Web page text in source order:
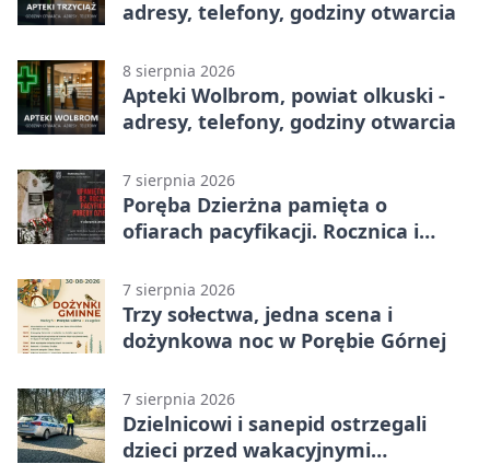
adresy, telefony, godziny otwarcia
8 sierpnia 2026
Apteki Wolbrom, powiat olkuski -
adresy, telefony, godziny otwarcia
7 sierpnia 2026
Poręba Dzierżna pamięta o
ofiarach pacyfikacji. Rocznica i
7 sierpnia 2026
Trzy sołectwa, jedna scena i
dożynkowa noc w Porębie Górnej
7 sierpnia 2026
Dzielnicowi i sanepid ostrzegali
dzieci przed wakacyjnymi